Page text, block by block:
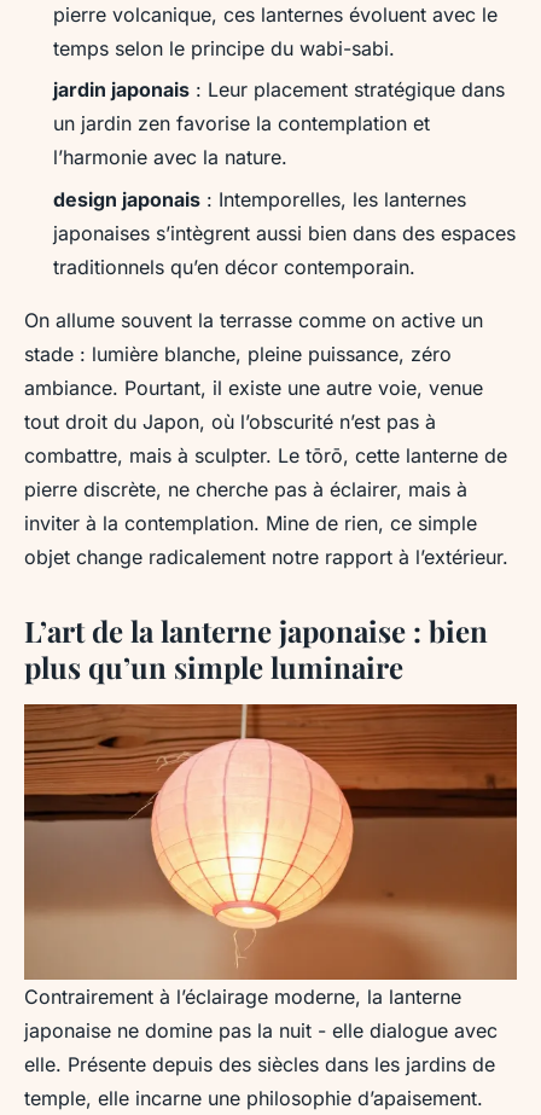
pierre volcanique, ces lanternes évoluent avec le
temps selon le principe du wabi-sabi.
jardin japonais : Leur placement stratégique dans
un jardin zen favorise la contemplation et
l’harmonie avec la nature.
design japonais : Intemporelles, les lanternes
japonaises s’intègrent aussi bien dans des espaces
traditionnels qu’en décor contemporain.
On allume souvent la terrasse comme on active un
stade : lumière blanche, pleine puissance, zéro
ambiance. Pourtant, il existe une autre voie, venue
tout droit du Japon, où l’obscurité n’est pas à
combattre, mais à sculpter. Le tōrō, cette lanterne de
pierre discrète, ne cherche pas à éclairer, mais à
inviter à la contemplation. Mine de rien, ce simple
objet change radicalement notre rapport à l’extérieur.
L’art de la lanterne japonaise : bien
plus qu’un simple luminaire
Contrairement à l’éclairage moderne, la lanterne
japonaise ne domine pas la nuit - elle dialogue avec
elle. Présente depuis des siècles dans les jardins de
temple, elle incarne une philosophie d’apaisement.